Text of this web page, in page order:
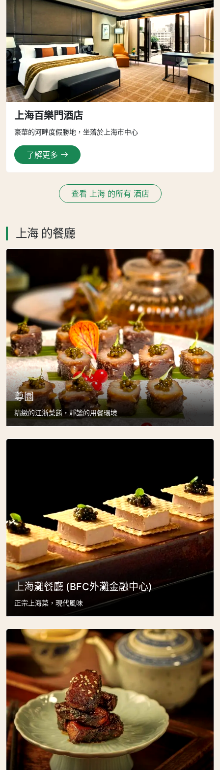
上海百樂門酒店
豪華的河畔度假勝地，坐落於上海市中心
了解更多
查看 上海 的所有 酒店
上海 的餐廳
尊園
精緻的江浙菜餚，靜謐的用餐環境
上海灘餐廳 (BFC外灘金融中心)
正宗上海菜，現代風味